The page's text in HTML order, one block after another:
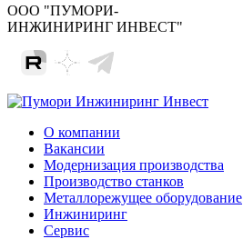
ООО "ПУМОРИ-
ИНЖИНИРИНГ ИНВЕСТ"
О компании
Вакансии
Модернизация производства
Производство станков
Металлорежущее оборудование
Инжиниринг
Сервис